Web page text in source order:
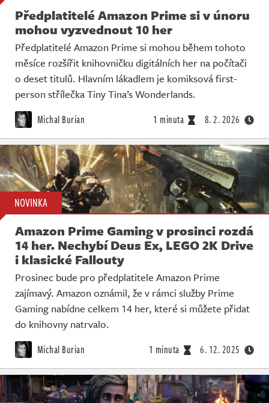
Předplatitelé Amazon Prime si v únoru
mohou vyzvednout 10 her
Předplatitelé Amazon Prime si mohou během tohoto
měsíce rozšířit knihovničku digitálních her na počítači
o deset titulů. Hlavním lákadlem je komiksová first-
person střílečka Tiny Tina’s Wonderlands.
Michal Burian 1 minuta 8. 2. 2026
NOVINKA
Amazon Prime Gaming v prosinci rozdá
14 her. Nechybí Deus Ex, LEGO 2K Drive
i klasické Fallouty
Prosinec bude pro předplatitele Amazon Prime
zajímavý. Amazon oznámil, že v rámci služby Prime
Gaming nabídne celkem 14 her, které si můžete přidat
do knihovny natrvalo.
Michal Burian 1 minuta 6. 12. 2025